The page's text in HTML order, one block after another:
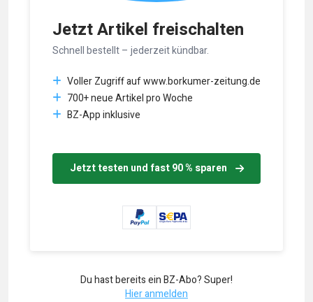
Jetzt Artikel freischalten
Schnell bestellt – jederzeit kündbar.
Voller Zugriff auf www.borkumer-zeitung.de
700+ neue Artikel pro Woche
BZ-App inklusive
Jetzt testen und fast 90 % sparen
Du hast bereits ein BZ-Abo? Super!
Hier anmelden